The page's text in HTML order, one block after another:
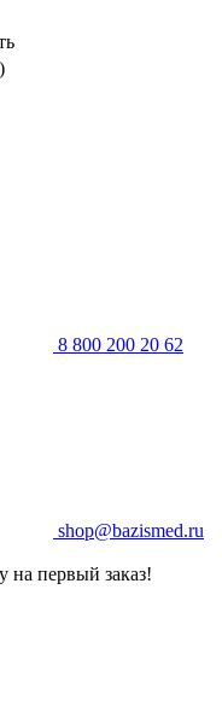
8 800 200 20 62
shop@bazismed.ru
на первый заказ!